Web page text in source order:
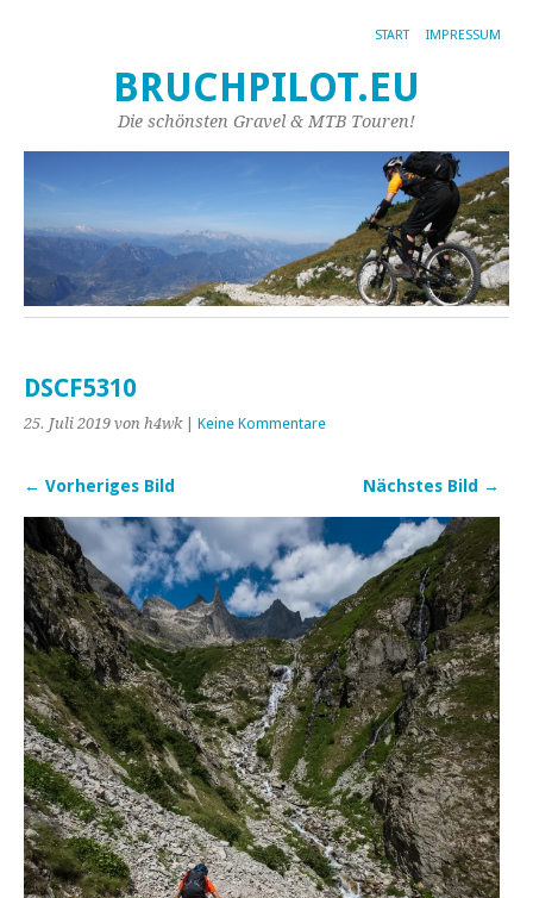
START IMPRESSUM
BRUCHPILOT.EU
Die schönsten Gravel & MTB Touren!
DSCF5310
25. Juli 2019 von h4wk| Keine Kommentare
← Vorheriges Bild Nächstes Bild →